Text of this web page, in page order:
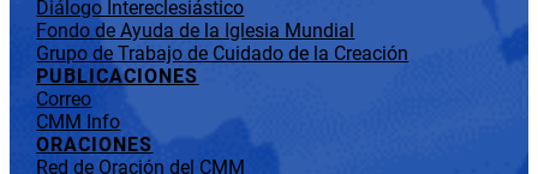
Diálogo Intereclesiástico
Fondo de Ayuda de la Iglesia Mundial
Grupo de Trabajo de Cuidado de la Creación
PUBLICACIONES
Correo
CMM Info
ORACIONES
Red de Oración del CMM